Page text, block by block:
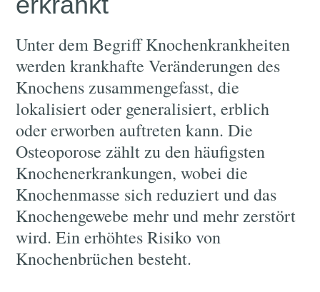
Unter dem Begriff Knochenkrankheiten
werden krankhafte Veränderungen des
Knochens zusammengefasst, die
lokalisiert oder generalisiert, erblich
oder erworben auftreten kann. Die
Osteoporose zählt zu den häufigsten
Knochenerkrankungen, wobei die
Knochenmasse sich reduziert und das
Knochengewebe mehr und mehr zerstört
wird. Ein erhöhtes Risiko von
Knochenbrüchen besteht.